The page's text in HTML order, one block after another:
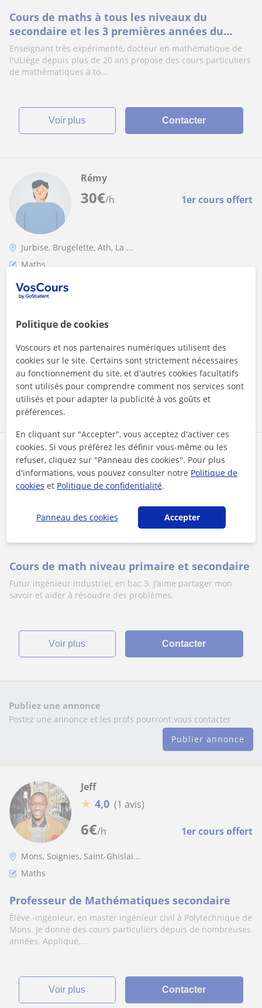
Cours de maths à tous les niveaux du
secondaire et les 3 premières années du
supérieur
Enseignant très expérimenté, docteur en mathématique de
l'ULiège depuis plus de 20 ans propose des cours particuliers
de mathématiques à to...
voir plus Contacter
30€/h 1er cours offert
Rémy
Jurbise, Brugelette, Ath, La ...
Maths
Patient, pragmatique et efficace. Donne cours
Une séance typique d'1h30:1 - analyse rapide (10 min): je
matière. Je vois vite ce q...
voir plus Contacter
17€/h 1er cours offert
Manon
Mons
Cours de math niveau primaire et secondaire
Futur ingénieur industriel, en bac 3. J’aime partager mon
savoir et aider à résoudre des problèmes.
voir plus Contacter
Publiez une annonce
Postez une annonce et les profs pourront vous contacter
Publier annonce
6€/h 1er cours offert
Jeff
★ 4,0 (1 avis)
Mons, Soignies, Saint-Ghislai...
Maths
Professeur de Mathématiques secondaire
Élève -ingénieur, en master ingénieur civil à Polytechnique de
Mons. Je donne des cours particuliers depuis de nombreuses
années. Appliqué,...
voir plus Contacter
Politique de cookies
Voscours et nos partenaires numériques utilisent des
cookies sur le site. Certains sont strictement nécessaires
au fonctionnement du site, et d'autres cookies facultatifs
sont utilisés pour comprendre comment nos services sont
utilisés et pour adapter la publicité à vos goûts et
préférences.
En cliquant sur "Accepter", vous acceptez d'activer ces
cookies. Si vous préférez les définir vous-même ou les
refuser, cliquez sur "Panneau des cookies". Pour plus
d'informations, vous pouvez consulter notre Politique de
cookies et Politique de confidentialité.
Panneau des cookies Accepter